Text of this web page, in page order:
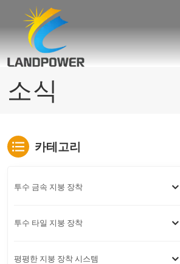
소식
카테고리
투수 금속 지붕 장착
투수 타일 지붕 장착
평평한 지붕 장착 시스템